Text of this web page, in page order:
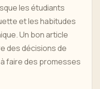
les étudiants
et les habitudes
Un bon article
des décisions de
faire des promesses